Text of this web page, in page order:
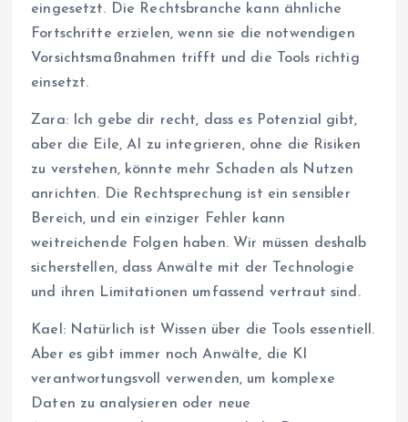
eingesetzt. Die Rechtsbranche kann ähnliche
Fortschritte erzielen, wenn sie die notwendigen
Vorsichtsmaßnahmen trifft und die Tools richtig
einsetzt.
Zara: Ich gebe dir recht, dass es Potenzial gibt,
aber die Eile, AI zu integrieren, ohne die Risiken
zu verstehen, könnte mehr Schaden als Nutzen
anrichten. Die Rechtsprechung ist ein sensibler
Bereich, und ein einziger Fehler kann
weitreichende Folgen haben. Wir müssen deshalb
sicherstellen, dass Anwälte mit der Technologie
und ihren Limitationen umfassend vertraut sind.
Kael: Natürlich ist Wissen über die Tools essentiell.
Aber es gibt immer noch Anwälte, die KI
verantwortungsvoll verwenden, um komplexe
Daten zu analysieren oder neue